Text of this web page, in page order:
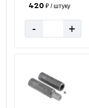
420₽ / штуку
- +